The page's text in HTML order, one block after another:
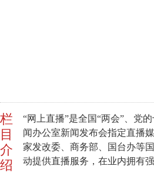
栏
目
介
绍
“网上直播”是全国“两会”、党
闻办公室新闻发布会指定直播
家发改委、商务部、国台办等
动提供直播服务，在业内拥有强